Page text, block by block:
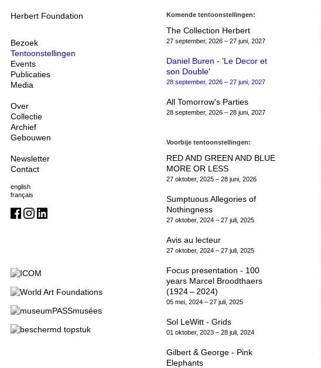
Herbert Foundation
Bezoek
Tentoonstellingen
Events
Publicaties
Media
Over
Collectie
Archief
Gebouwen
Newsletter
Contact
english
français
Komende tentoonstellingen:
The Collection Herbert
27 september, 2026 – 27 juni, 2027
Daniel Buren - 'Le Decor et
son Double'
28 september, 2026 – 27 juni, 2027
All Tomorrow's Parties
28 september, 2026 – 28 juni, 2027
Voorbije tentoonstellingen:
RED AND GREEN AND BLUE
MORE OR LESS
27 oktober, 2025 – 28 juni, 2026
Sumptuous Allegories of
Nothingness
27 oktober, 2024 – 27 juli, 2025
Avis au lecteur
27 oktober, 2024 – 27 juli, 2025
Focus presentation - 100
years Marcel Broodthaers
(1924 – 2024)
05 mei, 2024 – 27 juli, 2025
Sol LeWitt - Grids
01 oktober, 2023 – 28 juli, 2024
Gilbert & George - Pink
Elephants